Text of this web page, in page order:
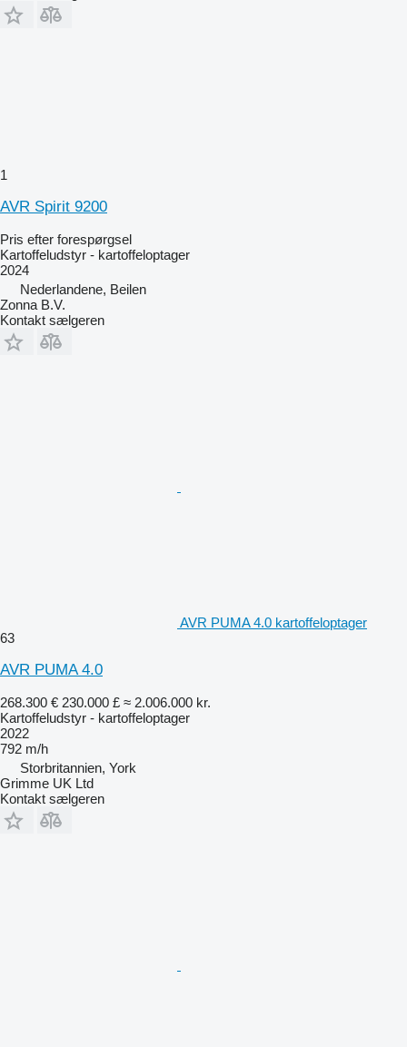
1
AVR Spirit 9200
Pris efter forespørgsel
Kartoffeludstyr - kartoffeloptager
2024
Nederlandene, Beilen
Zonna B.V.
Kontakt sælgeren
AVR PUMA 4.0 kartoffeloptager
63
AVR PUMA 4.0
268.300 € 230.000 £ ≈ 2.006.000 kr.
Kartoffeludstyr - kartoffeloptager
2022
792 m/h
Storbritannien, York
Grimme UK Ltd
Kontakt sælgeren